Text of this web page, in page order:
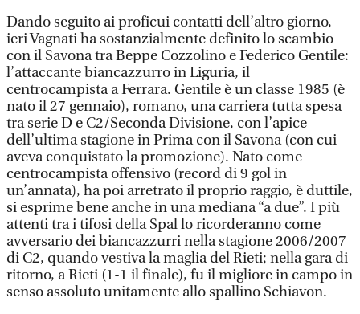
Dando seguito ai proficui contatti dell’altro giorno,
ieri Vagnati ha sostanzialmente definito lo scambio
con il Savona tra Beppe Cozzolino e Federico Gentile:
l’attaccante biancazzurro in Liguria, il
centrocampista a Ferrara. Gentile è un classe 1985 (è
nato il 27 gennaio), romano, una carriera tutta spesa
tra serie D e C2/Seconda Divisione, con l’apice
dell’ultima stagione in Prima con il Savona (con cui
aveva conquistato la promozione). Nato come
centrocampista offensivo (record di 9 gol in
un’annata), ha poi arretrato il proprio raggio, è duttile,
si esprime bene anche in una mediana “a due”. I più
attenti tra i tifosi della Spal lo ricorderanno come
avversario dei biancazzurri nella stagione 2006/2007
di C2, quando vestiva la maglia del Rieti; nella gara di
ritorno, a Rieti (1-1 il finale), fu il migliore in campo in
senso assoluto unitamente allo spallino Schiavon.